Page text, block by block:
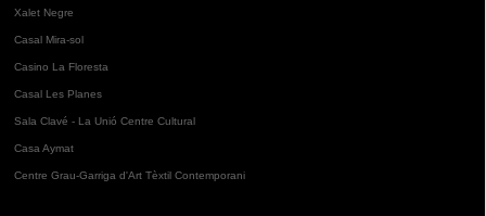
Xalet Negre
Casal Mira-sol
Casino La Floresta
Casal Les Planes
Sala Clavé - La Unió Centre Cultural
Casa Aymat
Centre Grau-Garriga d'Art Tèxtil Contemporani